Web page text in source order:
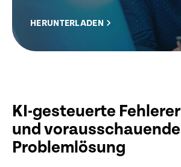
HERUNTERLADEN
KI-gesteuerte
und vorausschauende
Problemlösung